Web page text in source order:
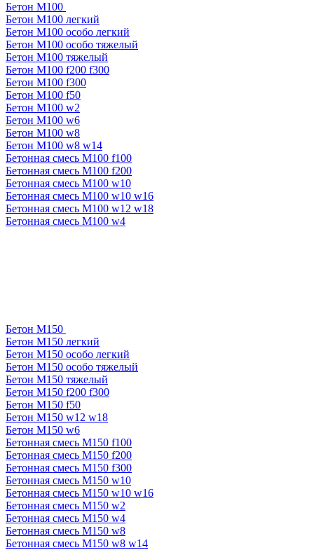
Бетон М100
Бетон М100 легкий
Бетон М100 особо легкий
Бетон М100 особо тяжелый
Бетон М100 тяжелый
Бетон М100 f200 f300
Бетон М100 f300
Бетон М100 f50
Бетон М100 w2
Бетон М100 w6
Бетон М100 w8
Бетон М100 w8 w14
Бетонная смесь М100 f100
Бетонная смесь М100 f200
Бетонная смесь М100 w10
Бетонная смесь М100 w10 w16
Бетонная смесь М100 w12 w18
Бетонная смесь М100 w4
Бетон М150
Бетон М150 легкий
Бетон М150 особо легкий
Бетон М150 особо тяжелый
Бетон М150 тяжелый
Бетон М150 f200 f300
Бетон М150 f50
Бетон М150 w12 w18
Бетон М150 w6
Бетонная смесь М150 f100
Бетонная смесь М150 f200
Бетонная смесь М150 f300
Бетонная смесь М150 w10
Бетонная смесь М150 w10 w16
Бетонная смесь М150 w2
Бетонная смесь М150 w4
Бетонная смесь М150 w8
Бетонная смесь М150 w8 w14